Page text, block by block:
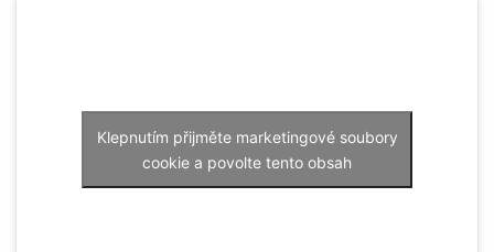
Klepnutím přijměte marketingové soubory
cookie a povolte tento obsah